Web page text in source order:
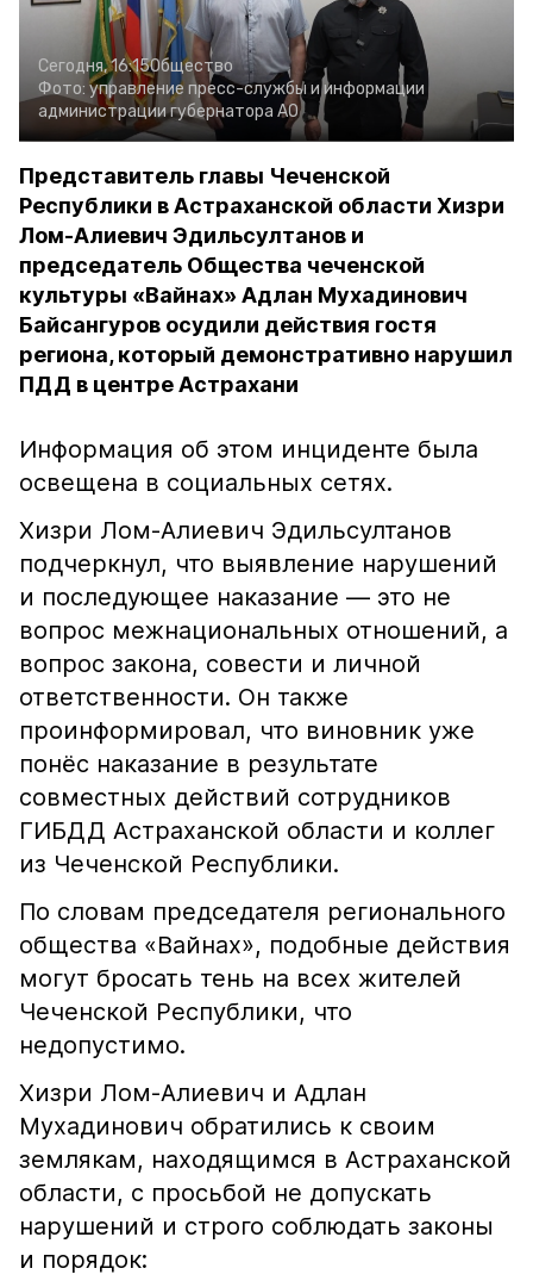
Сегодня, 16:15Общество
Фото: управление пресс-службы и информации
администрации губернатора АО
Представитель главы Чеченской
Республики в Астраханской области Хизри
Лом-Алиевич Эдильсултанов и
председатель Общества чеченской
культуры «Вайнах» Адлан Мухадинович
Байсангуров осудили действия гостя
региона, который демонстративно нарушил
ПДД в центре Астрахани
Информация об этом инциденте была
освещена в социальных сетях.
Хизри Лом-Алиевич Эдильсултанов
подчеркнул, что выявление нарушений
и последующее наказание — это не
вопрос межнациональных отношений, а
вопрос закона, совести и личной
ответственности. Он также
проинформировал, что виновник уже
понёс наказание в результате
совместных действий сотрудников
ГИБДД Астраханской области и коллег
из Чеченской Республики.
По словам председателя регионального
общества «Вайнах», подобные действия
могут бросать тень на всех жителей
Чеченской Республики, что
недопустимо.
Хизри Лом-Алиевич и Адлан
Мухадинович обратились к своим
землякам, находящимся в Астраханской
области, с просьбой не допускать
нарушений и строго соблюдать законы
и порядок: